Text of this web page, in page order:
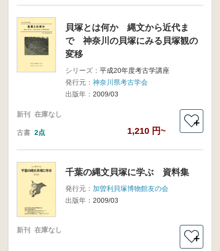
貝塚とは何か 縄文から近代ま
で 神奈川の貝塚にみる貝塚観の
変移
シリーズ： 平成20年度考古学講座
発行元： 神奈川県考古学会
出版年： 2009/03
新刊 在庫なし
古書 2点 1,210 円~
＋
千葉の縄文貝塚に学ぶ 資料集
発行元： 加曽利貝塚博物館友の会
出版年： 2009/03
新刊 在庫なし
＋